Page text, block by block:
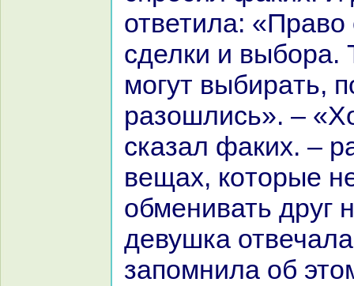
ответила: «Пpaво
сделки и выбоpa.
могут выбиpaть,
paзошлись». –
сказал факих. –
вещах, кoторые
обменивать друг
девушка
запомнила об